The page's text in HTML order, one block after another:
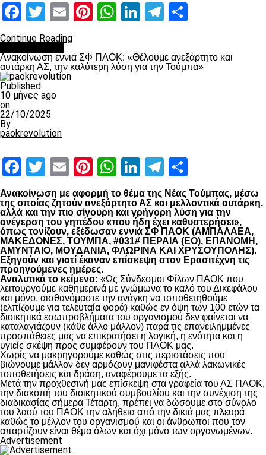
Facebook
Twitter
EmailPinterest
WhatsApp
LinkedIn
Telegram
Continue Reading
Ανακοίνωση εννιά ΣΦ ΠΑΟΚ: «Θέλουμε ανεξάρτητο και
αυτάρκη ΑΣ, την καλύτερη λύση για την Τούμπα»
Published
10 μήνες ago
on
22/10/2025
By
paokrevolution
Facebook
Twitter
EmailPinterest
WhatsApp
LinkedIn
Telegram
Ανακοίνωση με αφορμή το θέμα της Νέας Τούμπας, μέσω
της οποίας ζητούν ανεξάρτητο ΑΣ και μελλοντικά αυτάρκη,
αλλά και την πιο σίγουρη και γρήγορη λύση για την
ανέγερση του γηπέδου «που ήδη έχει καθυστερήσει»,
όπως τονίζουν, εξέδωσαν εννιά ΣΦ ΠΑΟΚ (ΑΜΠΑΛΑΕΑ,
ΜΑΚΕΔΟΝΕΣ, ΤΟΥΜΠΑ, #031# ΠΕΡΑΙΑ (ΕΟ), ΕΠΑΝΟΜΗ,
ΑΜΥΝΤΑΙΟ, ΜΟΥΔΑΝΙΑ, ΦΛΩΡΙΝΑ ΚΑΙ ΧΡΥΣΟΥΠΟΛΗΣ).
Εξηγούν και γιατί έκαναν επίσκεψη στον Ερασιτέχνη τις
προηγούμενες ημέρες.
Αναλυτικά το κείμενο: «Ως Σύνδεσμοι Φίλων ΠΑΟΚ που
λειτουργούμε καθημερινά με γνώμωνα το καλό του Δικεφάλου
και μόνο, αισθανόμαστε την ανάγκη να τοποθετηθούμε
(ελπίζουμε για τελευταία φορά) καθώς εν όψη των 100 ετών τα
διοικητικά εσωπροβλήματα του οργανισμού δεν φαίνεται να
καταλαγιάζουν (κάθε άλλο μάλλον) παρά τις επανειλημμένες
προσπάθειες μας να επικρατήσει η λογική, η ενότητα και η
υγιείς σκέψη προς συμφέρουν του ΠΑΟΚ μας.
Χωρίς να μακρηγορούμε καθώς στις περιστάσεις που
βιώνουμε μάλλον δεν αρμόζουν μανιφέστα αλλά λακωνικές
τοποθετήσεις και δράση, αναφέρουμε τα εξής.
Μετά την προχθεσινή μας επίσκεψη στα γραφεία του ΑΣ ΠΑΟΚ,
την διακοπή του διοικητικού συμβουλίου και την συνέχιση της
διαδικασίας σήμερα Τέταρτη, πρέπει να δώσουμε στο σύνολο
του λαού του ΠΑΟΚ την αλήθεια από την δικιά μας πλευρά
καθώς το μέλλον του οργανισμού και οι άνθρωποι που τον
απαρτίζουν είναι θέμα όλων και όχι μόνο των οργανωμένων.
Advertisement